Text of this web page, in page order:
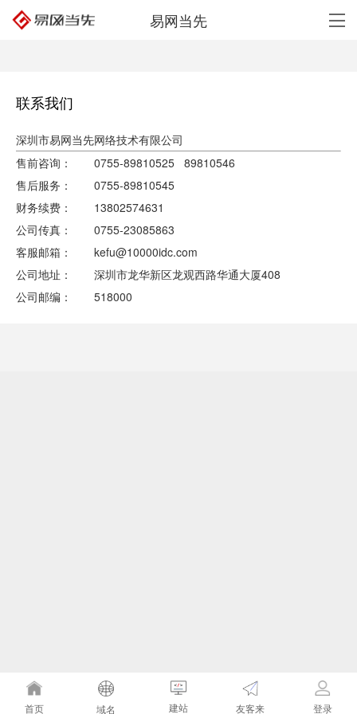
易网当先
联系我们
深圳市易网当先网络技术有限公司
售前咨询： 0755-89810525 89810546
售后服务： 0755-89810545
财务续费： 13802574631
公司传真： 0755-23085863
客服邮箱： kefu@10000idc.com
公司地址： 深圳市龙华新区龙观西路华通大厦408
公司邮编： 518000
首页 域名 建站 友客来 登录